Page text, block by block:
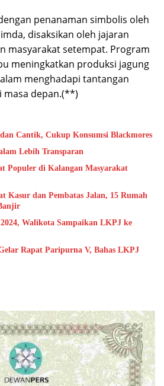
penanaman simbolis oleh
disaksikan oleh jajaran
masyarakat setempat. Program
meningkatkan produksi jagung
menghadapi tantangan
masa depan.(**)
Cantik, Cukup Konsumsi Blackmores
Lebih Transparan
Populer di Kalangan Masyarakat
Kasur dan Pembatas Jalan, 15 Rumah
Walikota Sampaikan LKPJ ke
Rapat Paripurna V, Bahas LKPJ